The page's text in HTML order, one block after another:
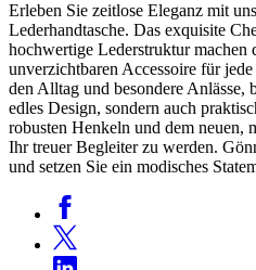
Erleben Sie zeitlose Eleganz mit
Lederhandtasche. Das exquisite
hochwertige Lederstruktur machen
unverzichtbaren Accessoire für
den Alltag und besondere Anlässe,
edles Design, sondern auch
robusten Henkeln und dem neuen,
Ihr treuer Begleiter zu werden.
und setzen Sie ein modisches